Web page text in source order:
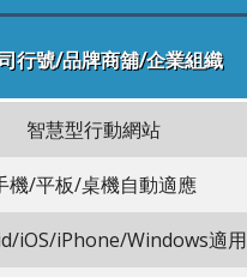
行號/品牌商舖/企業組織
智慧型行動網站
機/平板/桌機自動適應
iOS/iPhone/Windows適用